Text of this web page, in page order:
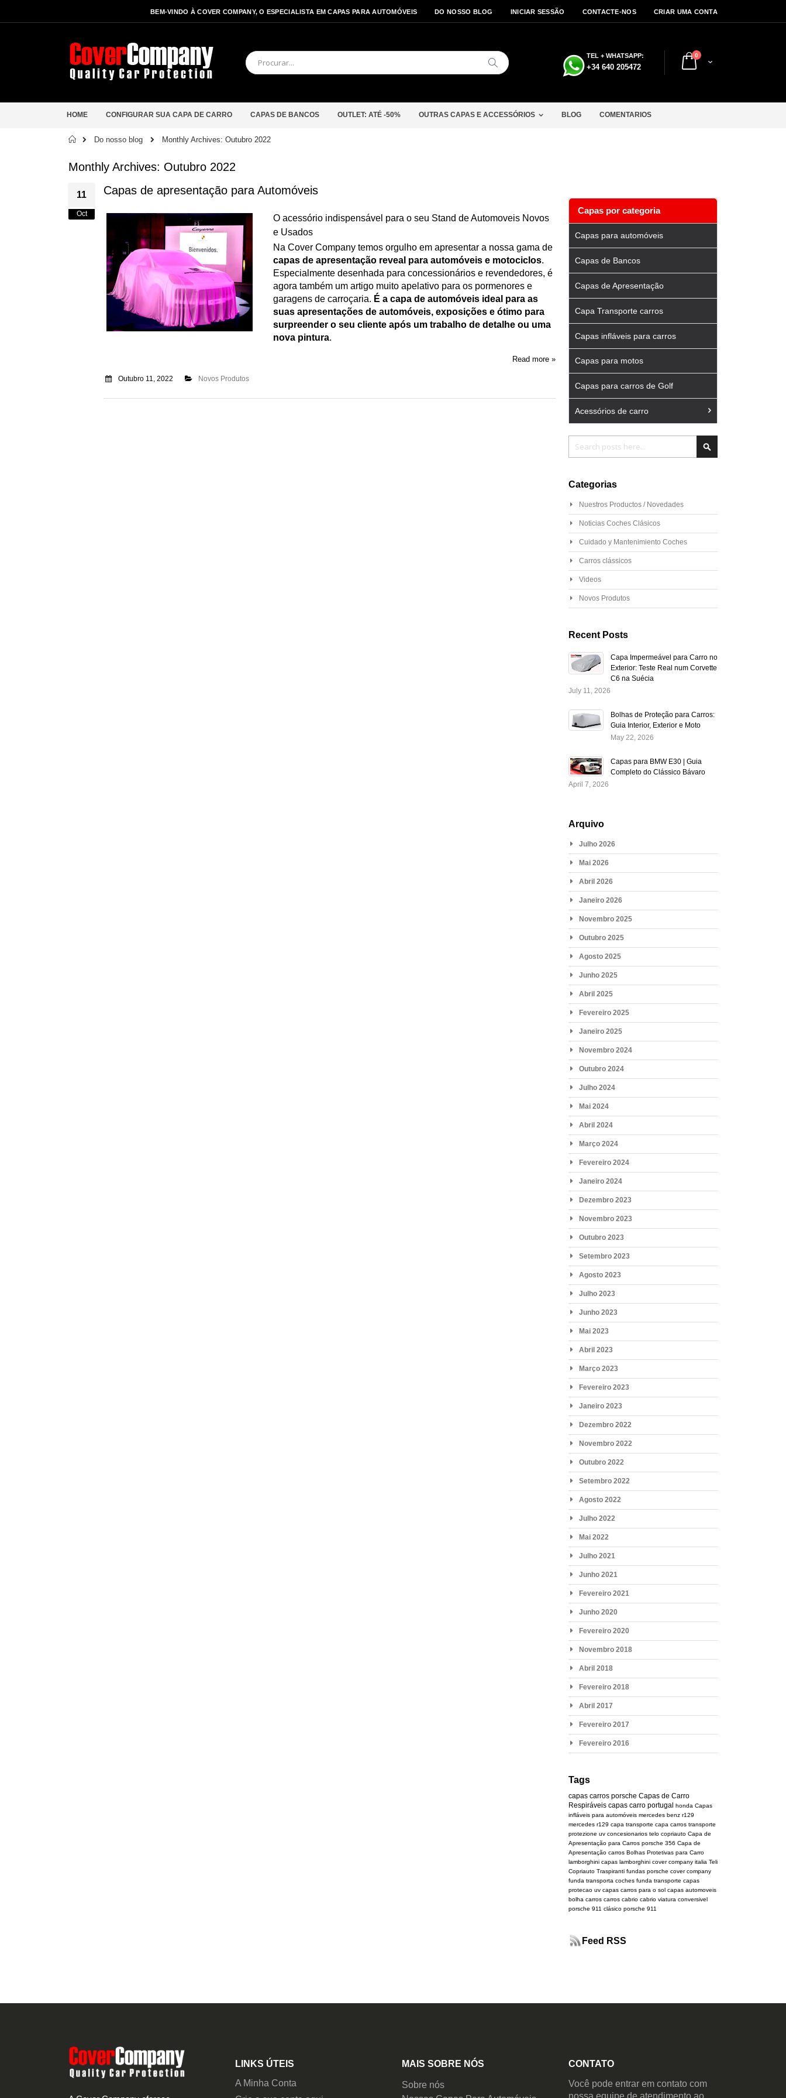
BEM-VINDO À COVER COMPANY, O ESPECIALISTA EM CAPAS PARA AUTOMÓVEIS DO NOSSO BLOG INICIAR SESSÃO CONTACTE-NOS CRIAR UMA CONTA
Cart
0artigos
Pesquisa
TEL + WHATSAPP:
+34 640 205472
HOME CONFIGURAR SUA CAPA DE CARRO CAPAS DE BANCOS OUTLET: ATÉ -50% OUTRAS CAPAS E ACCESSÓRIOS BLOG COMENTARIOS
InícioDo nosso blog Monthly Archives: Outubro 2022
Monthly Archives: Outubro 2022
11
Oct
Capas de apresentação para Automóveis
O acessório indispensável para o seu Stand de Automoveis Novos
e Usados
Na Cover Company temos orgulho em apresentar a nossa gama de
capas de apresentação reveal para automóveis e motociclos.
Especialmente desenhada para concessionários e revendedores, é
agora também um artigo muito apelativo para os pormenores e
garagens de carroçaria. É a capa de automóveis ideal para as
suas apresentações de automóveis, exposições e ótimo para
surpreender o seu cliente após um trabalho de detalhe ou uma
nova pintura.
Read more »
Outubro 11, 2022 Novos Produtos
Capas por categoria
Capas para automóveis
Capas de Bancos
Capas de Apresentação
Capa Transporte carros
Capas infláveis para carros
Capas para motos
Capas para carros de Golf
Acessórios de carro
Categorias
Nuestros Productos / Novedades
Noticias Coches Clásicos
Cuidado y Mantenimiento Coches
Carros clássicos
Videos
Novos Produtos
Recent Posts
Capa Impermeável para Carro no
Exterior: Teste Real num Corvette
C6 na Suécia
July 11, 2026
Bolhas de Proteção para Carros:
Guia Interior, Exterior e Moto
May 22, 2026
Capas para BMW E30 | Guia
Completo do Clássico Bávaro
April 7, 2026
Arquivo
Julho 2026
Mai 2026
Abril 2026
Janeiro 2026
Novembro 2025
Outubro 2025
Agosto 2025
Junho 2025
Abril 2025
Fevereiro 2025
Janeiro 2025
Novembro 2024
Outubro 2024
Julho 2024
Mai 2024
Abril 2024
Março 2024
Fevereiro 2024
Janeiro 2024
Dezembro 2023
Novembro 2023
Outubro 2023
Setembro 2023
Agosto 2023
Julho 2023
Junho 2023
Mai 2023
Abril 2023
Março 2023
Fevereiro 2023
Janeiro 2023
Dezembro 2022
Novembro 2022
Outubro 2022
Setembro 2022
Agosto 2022
Julho 2022
Mai 2022
Julho 2021
Junho 2021
Fevereiro 2021
Junho 2020
Fevereiro 2020
Novembro 2018
Abril 2018
Fevereiro 2018
Abril 2017
Fevereiro 2017
Fevereiro 2016
Tags
capas carros porsche Capas de Carro
Respiráveis capas carro portugal honda Capas
infláveis para automóveis mercedes benz r129
mercedes r129 capa transporte capa carros transporte
protezione uv concesionarios telo copriauto Capa de
Apresentação para Carros porsche 356 Capa de
Apresentação carros Bolhas Protetivas para Carro
lamborghini capas lamborghini cover company italia Teli
Copriauto Traspiranti fundas porsche cover company
funda transporta coches funda transporte capas
protecao uv capas carros para o sol capas automoveis
bolha carros carros cabrio cabrio viatura conversivel
porsche 911 clásico porsche 911
Feed RSS
LINKS ÚTEIS
A Minha Conta
MAIS SOBRE NÓS
Sobre nós
CONTATO
Você pode entrar em contato com
nossa equipe de atendimento ao